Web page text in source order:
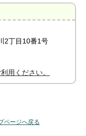
2丁目10番1号
用ください。
ページへ戻る